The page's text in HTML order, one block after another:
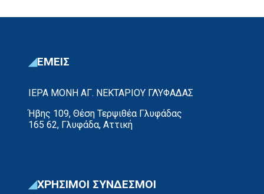
ΕΜΕΙΣ
ΙΕΡΑ ΜΟΝΗ ΑΓ. ΝΕΚΤΑΡΙΟΥ ΓΛΥΦΑΔΑΣ
Ήβης 109, Θέση Τερψιθέα Γλυφάδας
165 62, Γλυφάδα, Αττική
ΧΡΗΣΙΜΟΙ ΣΥΝΔΕΣΜΟΙ